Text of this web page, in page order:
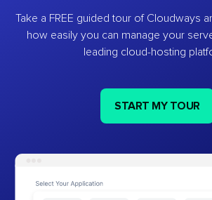
Take a FREE guided tour of Cloudways
how easily you can manage your
leading cloud-hosting
START MY TOUR